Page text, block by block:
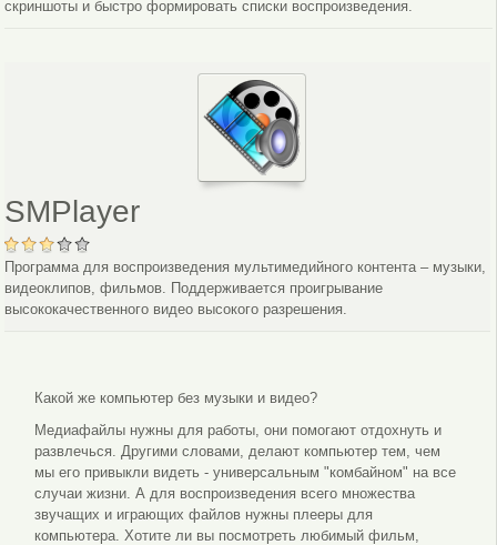
скриншоты и быстро формировать списки воспроизведения.
SMPlayer
Программа для воспроизведения мультимедийного контента – музыки,
видеоклипов, фильмов. Поддерживается проигрывание
высококачественного видео высокого разрешения.
Какой же компьютер без музыки и видео?
Медиафайлы нужны для работы, они помогают отдохнуть и
развлечься. Другими словами, делают компьютер тем, чем
мы его привыкли видеть - универсальным "комбайном" на все
случаи жизни. А для воспроизведения всего множества
звучащих и играющих файлов нужны плееры для
компьютера. Хотите ли вы посмотреть любимый фильм,